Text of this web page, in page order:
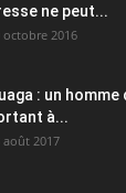
ne peut...
octobre 2016
: un
à...
août 2017